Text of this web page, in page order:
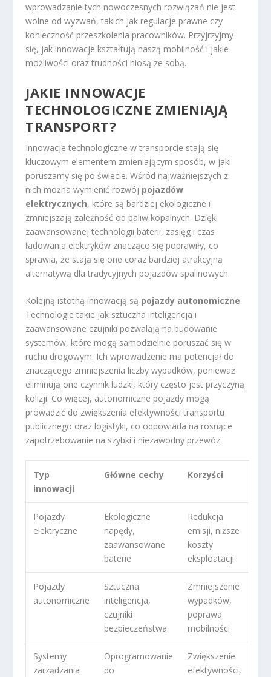
wprowadzanie tych nowoczesnych rozwiązań nie jest
wolne od wyzwań, takich jak regulacje prawne czy
konieczność przeszkolenia pracowników. Przyjrzyjmy
się, jak innowacje kształtują naszą mobilność i jakie
możliwości oraz trudności niosą ze sobą.
JAKIE INNOWACJE
TECHNOLOGICZNE ZMIENIAJĄ
TRANSPORT?
Innowacje technologiczne w transporcie stają się
kluczowym elementem zmieniającym sposób, w jaki
poruszamy się po świecie. Wśród najważniejszych z
nich można wymienić rozwój pojazdów
elektrycznych, które są bardziej ekologiczne i
zmniejszają zależność od paliw kopalnych. Dzięki
zaawansowanej technologii baterii, zasięg i czas
ładowania elektryków znacząco się poprawiły, co
sprawia, że stają się one coraz bardziej atrakcyjną
alternatywą dla tradycyjnych pojazdów spalinowych.
Kolejną istotną innowacją są pojazdy autonomiczne.
Technologie takie jak sztuczna inteligencja i
zaawansowane czujniki pozwalają na budowanie
systemów, które mogą samodzielnie poruszać się w
ruchu drogowym. Ich wprowadzenie ma potencjał do
znaczącego zmniejszenia liczby wypadków, ponieważ
eliminują one czynnik ludzki, który często jest przyczyną
kolizji. Co więcej, autonomiczne pojazdy mogą
prowadzić do zwiększenia efektywności transportu
publicznego oraz logistyki, co odpowiada na rosnące
zapotrzebowanie na szybki i niezawodny przewóz.
Typ
innowacji
Główne cechy Korzyści
Pojazdy
elektryczne
Ekologiczne
napędy,
zaawansowane
baterie
Redukcja
emisji, niższe
koszty
eksploatacji
Pojazdy
autonomiczne
Sztuczna
inteligencja,
czujniki
bezpieczeństwa
Zmniejszenie
wypadków,
poprawa
mobilności
Systemy
zarządzania
Oprogramowanie
do
Zwiększenie
efektywności,